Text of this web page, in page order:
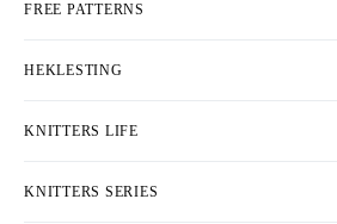
FREE PATTERNS
HEKLESTING
KNITTERS LIFE
KNITTERS SERIES